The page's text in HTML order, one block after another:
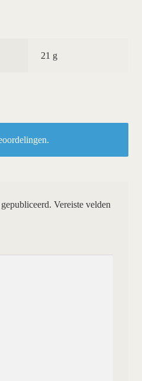
21 g
Vereiste velden